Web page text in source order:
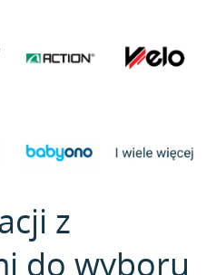
z
do wyboru